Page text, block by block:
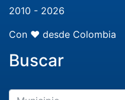
2010 - 2026
Con ❤️ desde Colombia
Buscar